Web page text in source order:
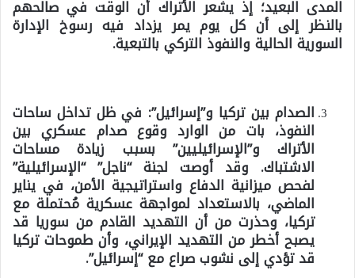
المدى البعيد؛ إذ يشعر الأتراك أن الوقت في صالحهم
بالنظر إلى أن كل يوم يمر يزداد فيه رسوخ الإدارة
السورية الحالية والنفوذ التركي بالتبعية.
الصدام بين تركيا و”إسرائيل”: في ظل تداخل ساحات
النفوذ، بات من الوارد وقوع صدام عسكري بين
الأتراك و”الإسرائيليين” بسبب زيادة مساحات
الاشتباك. وقد أوصت لجنة “ناجل” “الإسرائيلية”
لفحص ميزانية الدفاع واستراتيجية الأمن، في يناير
الماضي، بالاستعداد لمواجهة عسكرية مُحتملة مع
تركيا، وحذرت من أن التهديد القادم من سوريا قد
يصبح أخطر من التهديد الإيراني، وأن طموحات تركيا
قد تؤدي إلى نشوب صراع مع “إسرائيل”.